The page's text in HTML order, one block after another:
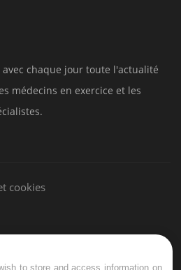
chaque jour toute l'actualité
médecins en exercice et les
cookies
wish to store and access information on